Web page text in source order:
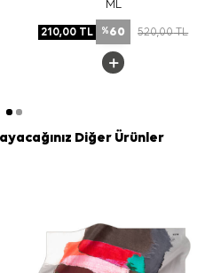
ML
210,00 TL %60 520,00TL
Diğer Ürünler